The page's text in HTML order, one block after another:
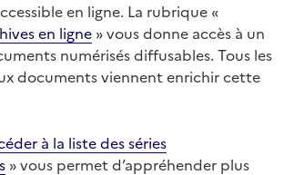
en ligne. La rubrique «
en ligne » vous donne accès à un
numérisés diffusables. Tous les
documents viennent enrichir cette
à la liste des séries
» vous permet d’appréhender plus